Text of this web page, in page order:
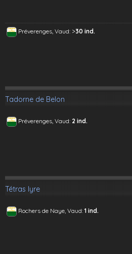
Préverenges, Vaud: >30 ind.
Tadorne de Belon
Préverenges, Vaud: 2 ind.
Tétras lyre
Rochers de Naye, Vaud: 1 ind.